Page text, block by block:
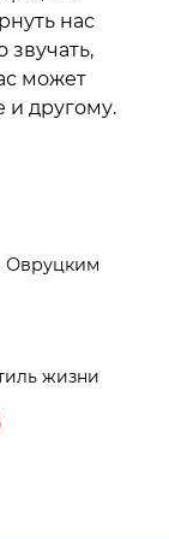
нас
звучать,
может
и другому.
Овруцким
жизни